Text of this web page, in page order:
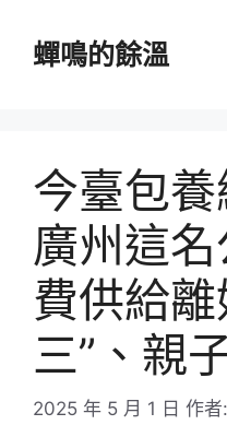
蟬鳴的餘溫
今臺包
廣州這
費供給
三”、親
2025 年 5 月 1 日 作者: